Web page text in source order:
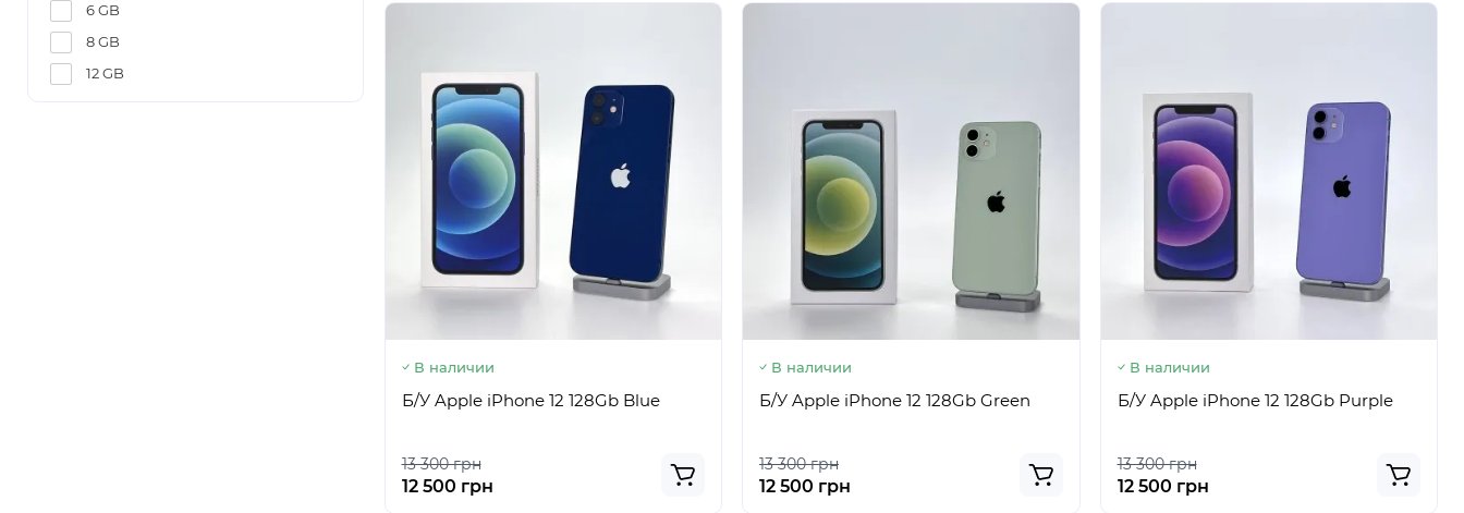
6 GB
8 GB
12 GB
В наличии
Б/У Apple iPhone 12 128Gb Blue
13 300 грн
12 500 грн
В наличии
Б/У Apple iPhone 12 128Gb Green
13 300 грн
12 500 грн
В наличии
Б/У Apple iPhone 12 128Gb Purple
13 300 грн
12 500 грн